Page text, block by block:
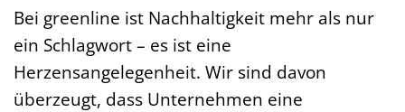
Bei greenline ist Nachhaltigkeit mehr als nur
ein Schlagwort – es ist eine
Herzensangelegenheit. Wir sind davon
überzeugt, dass Unternehmen eine